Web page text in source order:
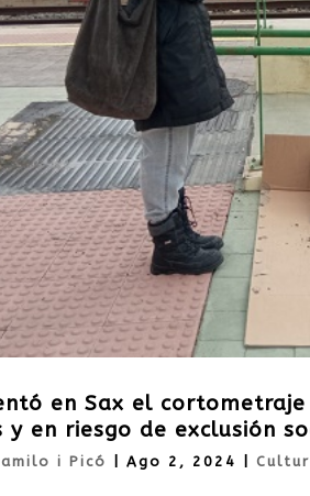
en Sax el
y en riesgo de exclusión
i Picó Ago 2, 2024